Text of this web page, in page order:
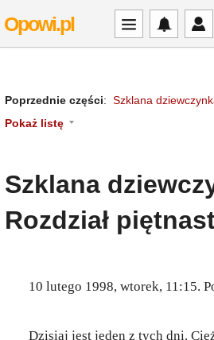
Opowi.pl
Poprzednie części: Szklana
Pokaż listę
Szklana
Rozdział
10 lutego 1998, wtorek, 11:15.
Dzisiaj jest jeden z tych dni.